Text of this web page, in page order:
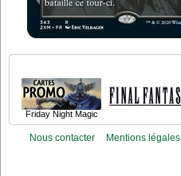
Friday Night Magic
Nous contacter Mentions légales